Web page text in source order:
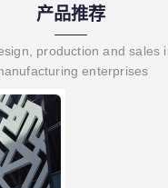
产品推荐
production and sales
enterprises